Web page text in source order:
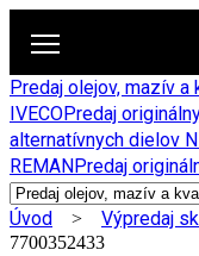
Predaj olejov, mazív a
IVECOPredaj
alternatívnych dielov
REMANPredaj
Úvod > Výpredaj
7700352433